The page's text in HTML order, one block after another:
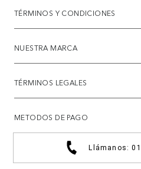
TÉRMINOS Y CONDICIONES
NUESTRA MARCA
TÉRMINOS LEGALES
METODOS DE PAGO
Llámanos: